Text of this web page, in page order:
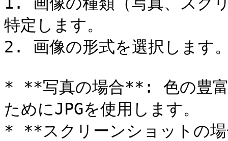
特定します。
2. 画像の形式を選択します
* **写真の場合**: 色の豊富
ためにJPGを使用します。
* **スクリーンショットの